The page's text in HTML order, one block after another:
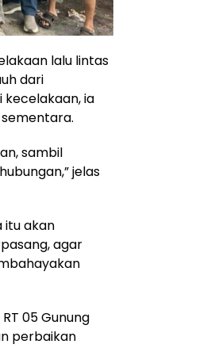
lalu lintas
dari
ia
sambil
jelas
itu akan
agar
05 Gunung
perbaikan